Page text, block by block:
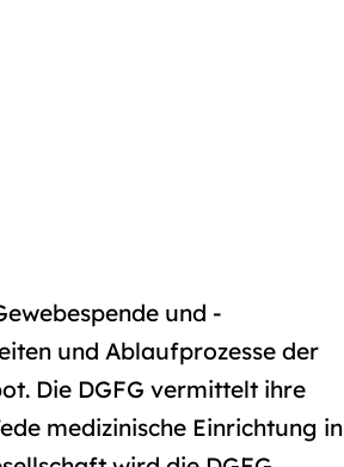
und -
und Ablaufprozesse der
Die DGFG vermittelt ihre
medizinische Einrichtung in